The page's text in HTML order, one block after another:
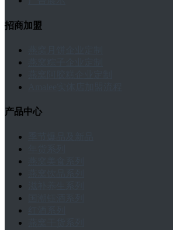
招商加盟
产品中心